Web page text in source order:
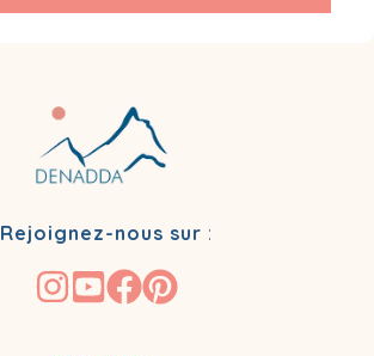
Rejoignez-nous sur :